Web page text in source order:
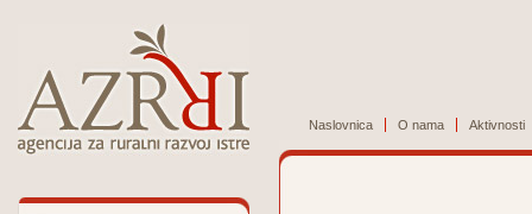
Naslovnica O nama Aktivnosti